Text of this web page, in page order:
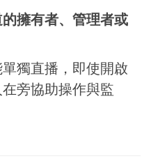
擁有者、管理者或
獨直播，即使開啟
旁協助操作與監